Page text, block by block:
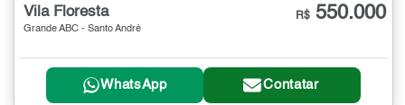
Vila Floresta
Grande ABC - Santo André
R$ 550.000
WhatsApp Contatar